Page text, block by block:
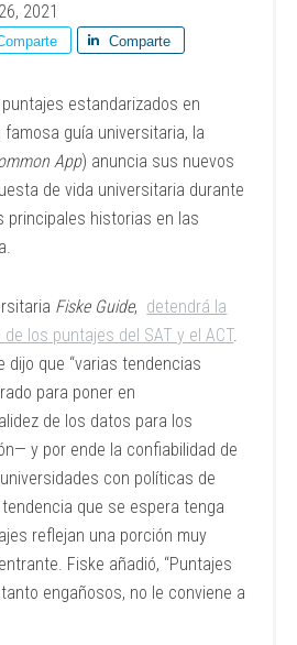
2021
Comparte
estandarizados en
guía universitaria, la
App) anuncia sus nuevos
de vida universitaria durante
principales historias en las
Fiske Guide, detendrá la
los puntajes del SAT y el ACT.
dijo que “varias tendencias
para poner en
de los datos para los
y por ende la confiabilidad de
con políticas de
que se espera tenga
reflejan una porción muy
Fiske añadió, “Puntajes
engañosos, no le conviene a